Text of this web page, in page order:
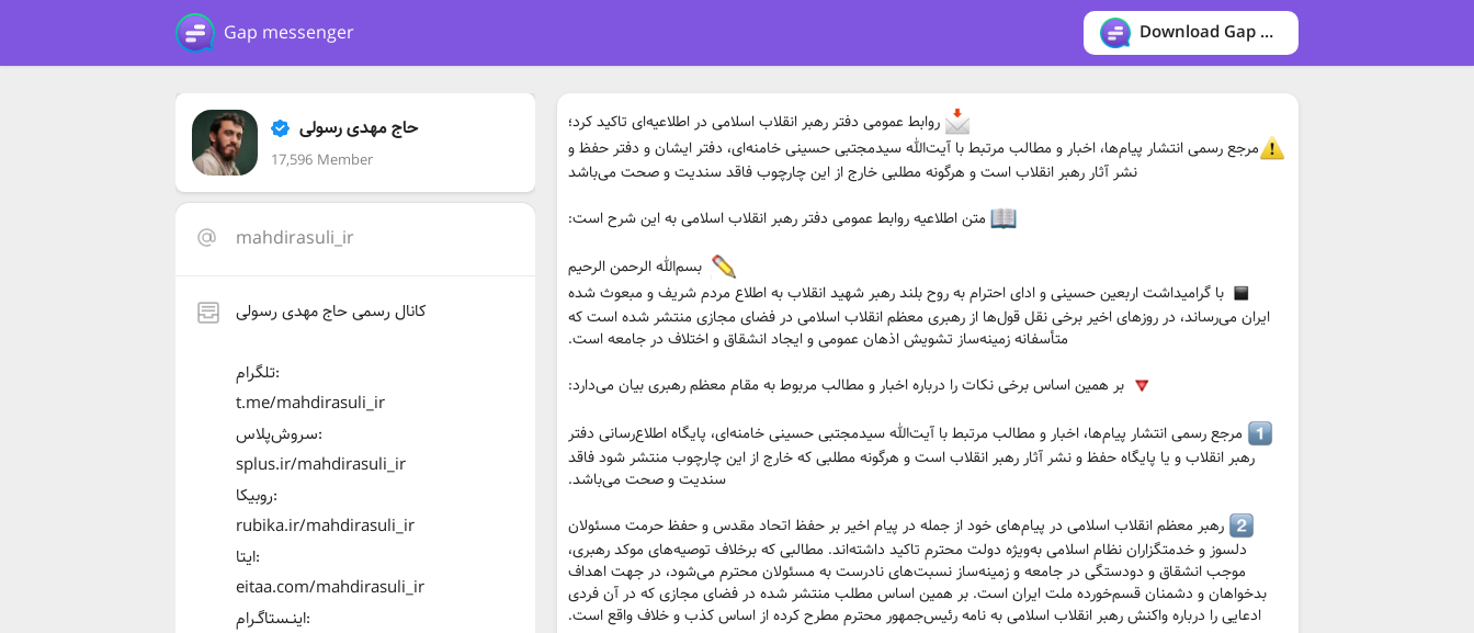
Gap messenger Download Gap messenger
حاج مهدی رسولی
17,596 Member
mahdirasuli_ir
کانال رسمی حاج مهدی رسولی
تلگرام:
t.me/mahdirasuli_ir
سروش‌پلاس:
splus.ir/mahdirasuli_ir
روبیکا:
rubika.ir/mahdirasuli_ir
ایتا:
eitaa.com/mahdirasuli_ir
اینـستاگـرام:
روابط عمومی دفتر رهبر انقلاب اسلامی در اطلاعیه‌ای تاکید کرد؛
مرجع رسمی انتشار پیام‌ها، اخبار و مطالب مرتبط با آیت‌الله سیدمجتبی حسینی خامنه‌ای، دفتر ایشان و دفتر حفظ و
نشر آثار رهبر انقلاب است و هرگونه مطلبی خارج از این چارچوب فاقد سندیت و صحت می‌باشد
متن اطلاعیه روابط عمومی دفتر رهبر انقلاب اسلامی به این شرح است:
بسم‌الله الرحمن الرحیم
با گرامیداشت اربعین حسینی و ادای احترام به روح بلند رهبر شهید انقلاب به اطلاع مردم شریف و مبعوث شده
ایران می‌رساند، در روزهای اخیر برخی نقل قول‌ها از رهبری معظم انقلاب اسلامی در فضای مجازی منتشر شده است که
متأسفانه زمینه‌ساز تشویش اذهان عمومی و ایجاد انشقاق و اختلاف در جامعه است.
بر همین اساس برخی نکات را درباره اخبار و مطالب مربوط به مقام معظم رهبری بیان می‌دارد:
مرجع رسمی انتشار پیام‌ها، اخبار و مطالب مرتبط با آیت‌الله سیدمجتبی حسینی خامنه‌ای، پایگاه اطلاع‌رسانی دفتر
رهبر انقلاب و یا پایگاه حفظ و نشر آثار رهبر انقلاب است و هرگونه مطلبی که خارج از این چارچوب منتشر شود فاقد
سندیت و صحت می‌باشد.
رهبر معظم انقلاب اسلامی در پیام‌های خود از جمله در پیام اخیر بر حفظ اتحاد مقدس و حفظ حرمت مسئولان
دلسوز و خدمتگزاران نظام اسلامی به‌ویژه دولت محترم تاکید داشته‌اند. مطالبی که برخلاف توصیه‌های موکد رهبری،
موجب انشقاق و دودستگی در جامعه و زمینه‌ساز نسبت‌های نادرست به مسئولان محترم می‌شود، در جهت اهداف
بدخواهان و دشمنان قسم‌خورده ملت ایران است. بر همین اساس مطلب منتشر شده در فضای مجازی که در آن فردی
ادعایی را درباره واکنش رهبر انقلاب اسلامی به نامه رئیس‌جمهور محترم مطرح کرده از اساس کذب و خلاف واقع است.